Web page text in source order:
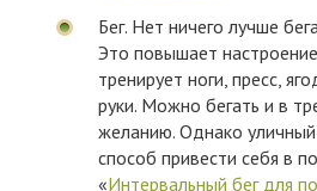
Бег. Нет ничего лучше
Это повышает
тренирует ноги, пресс,
руки. Можно бегать и в
желанию. Однако
способ привести себя в
«Интервальный бег для